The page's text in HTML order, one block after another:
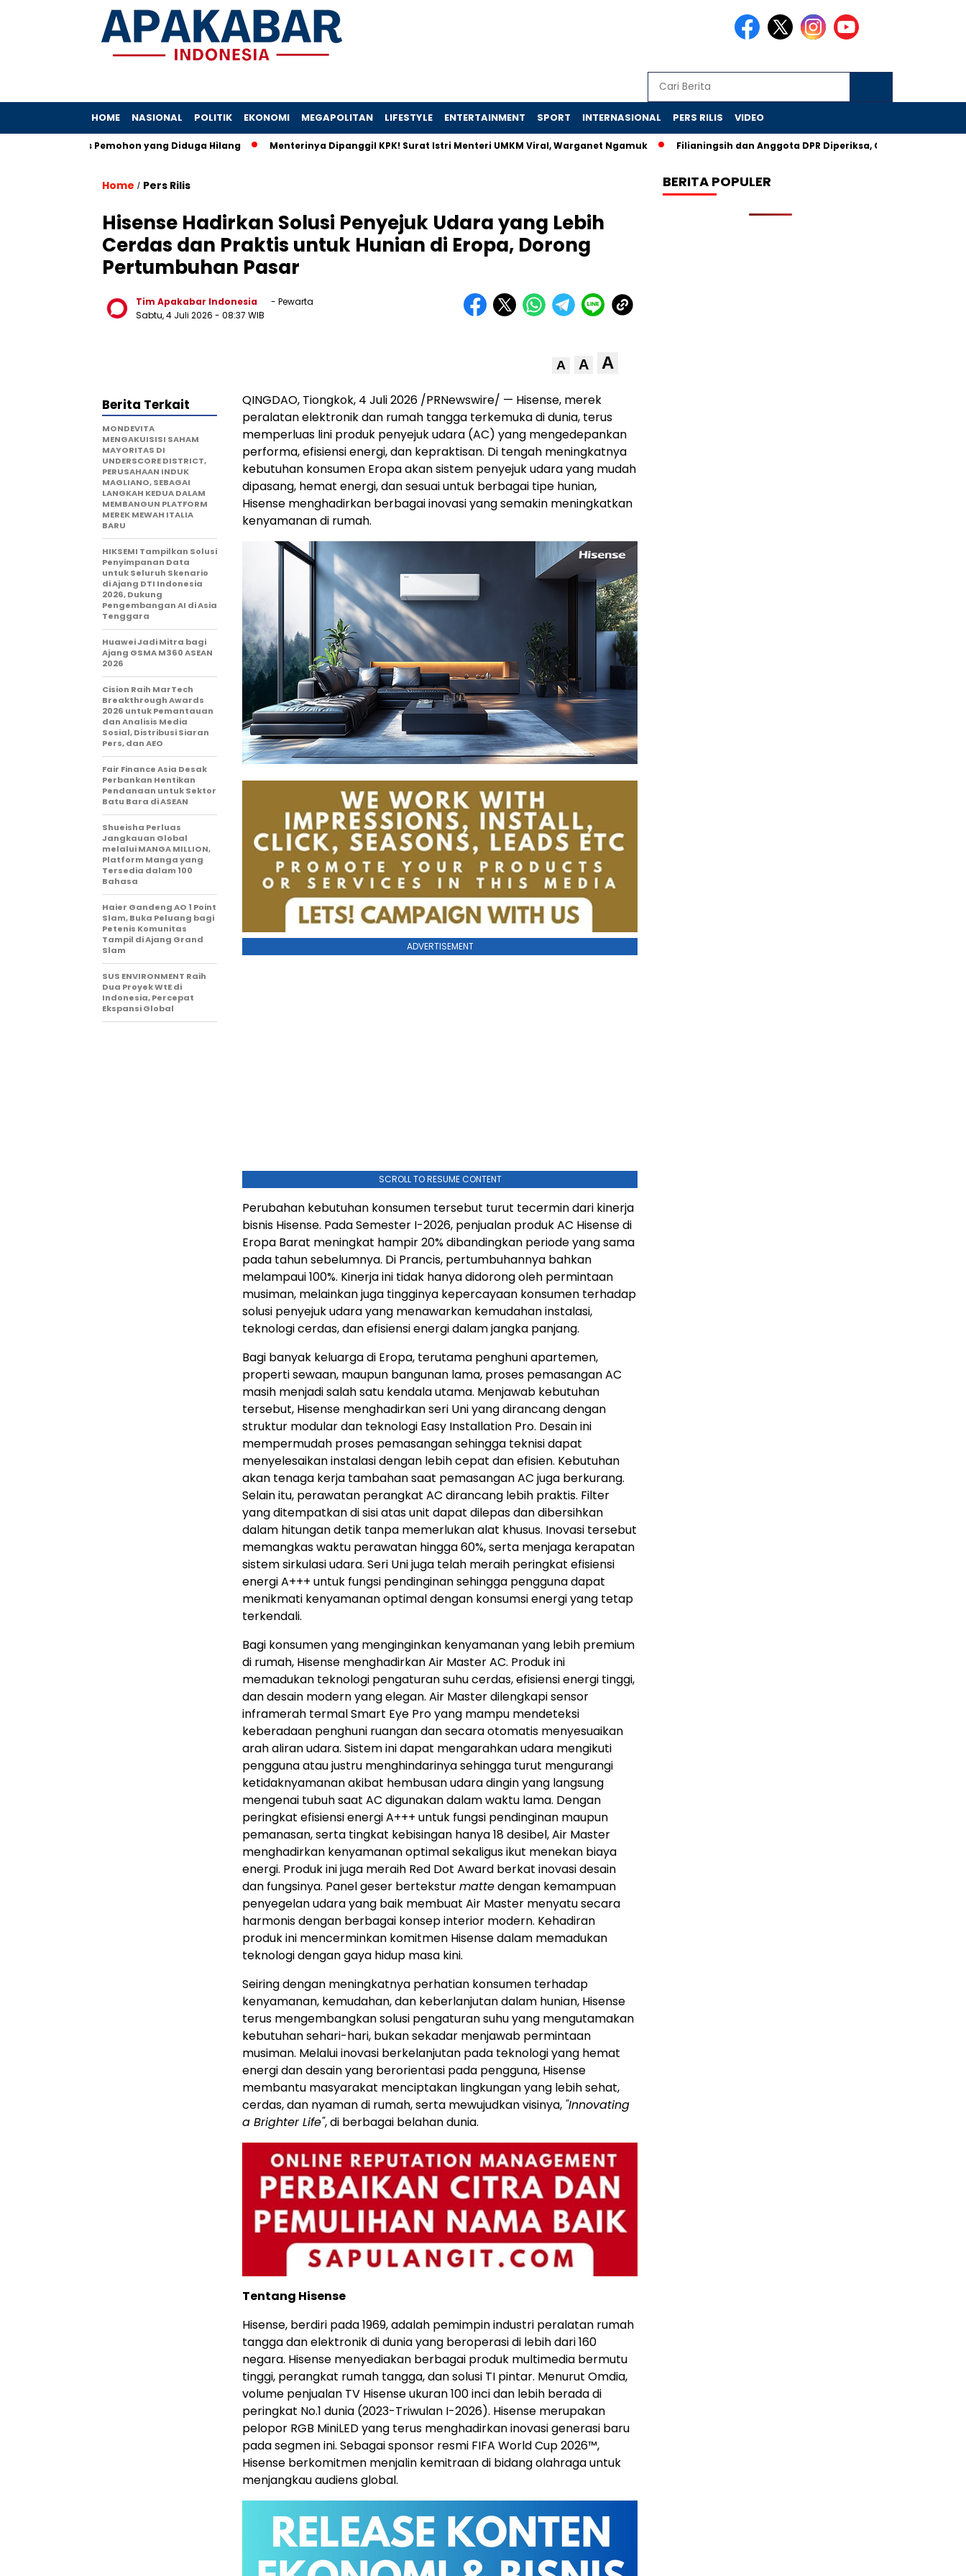
HOME NASIONAL POLITIK EKONOMI MEGAPOLITAN LIFESTYLE ENTERTAINMENT SPORT INTERNASIONAL PERS RILIS VIDEO
Berkas Pemohon yang Diduga Hilang Menterinya Dipanggil KPK! Surat Istri Menteri UMKM Viral, Warganet Ngamuk Filianingsih dan Anggota DPR Diperiksa, CSR BI Diusut KPK
Home / Pers Rilis
Hisense Hadirkan Solusi Penyejuk Udara yang Lebih
Cerdas dan Praktis untuk Hunian di Eropa, Dorong
Pertumbuhan Pasar
Tim Apakabar Indonesia
- Pewarta
Sabtu, 4 Juli 2026 - 08:37 WIB
A A A
QINGDAO, Tiongkok, 4 Juli 2026 /PRNewswire/ — Hisense, merek
peralatan elektronik dan rumah tangga terkemuka di dunia, terus
memperluas lini produk penyejuk udara (AC) yang mengedepankan
performa, efisiensi energi, dan kepraktisan. Di tengah meningkatnya
kebutuhan konsumen Eropa akan sistem penyejuk udara yang mudah
dipasang, hemat energi, dan sesuai untuk berbagai tipe hunian,
Hisense menghadirkan berbagai inovasi yang semakin meningkatkan
kenyamanan di rumah.
ADVERTISEMENT
SCROLL TO RESUME CONTENT
Perubahan kebutuhan konsumen tersebut turut tecermin dari kinerja
bisnis Hisense. Pada Semester I-2026, penjualan produk AC Hisense di
Eropa Barat meningkat hampir 20% dibandingkan periode yang sama
pada tahun sebelumnya. Di Prancis, pertumbuhannya bahkan
melampaui 100%. Kinerja ini tidak hanya didorong oleh permintaan
musiman, melainkan juga tingginya kepercayaan konsumen terhadap
solusi penyejuk udara yang menawarkan kemudahan instalasi,
teknologi cerdas, dan efisiensi energi dalam jangka panjang.
Bagi banyak keluarga di Eropa, terutama penghuni apartemen,
properti sewaan, maupun bangunan lama, proses pemasangan AC
masih menjadi salah satu kendala utama. Menjawab kebutuhan
tersebut, Hisense menghadirkan seri Uni yang dirancang dengan
struktur modular dan teknologi Easy Installation Pro. Desain ini
mempermudah proses pemasangan sehingga teknisi dapat
menyelesaikan instalasi dengan lebih cepat dan efisien. Kebutuhan
akan tenaga kerja tambahan saat pemasangan AC juga berkurang.
Selain itu, perawatan perangkat AC dirancang lebih praktis. Filter
yang ditempatkan di sisi atas unit dapat dilepas dan dibersihkan
dalam hitungan detik tanpa memerlukan alat khusus. Inovasi tersebut
memangkas waktu perawatan hingga 60%, serta menjaga kerapatan
sistem sirkulasi udara. Seri Uni juga telah meraih peringkat efisiensi
energi A+++ untuk fungsi pendinginan sehingga pengguna dapat
menikmati kenyamanan optimal dengan konsumsi energi yang tetap
terkendali.
Bagi konsumen yang menginginkan kenyamanan yang lebih premium
di rumah, Hisense menghadirkan Air Master AC. Produk ini
memadukan teknologi pengaturan suhu cerdas, efisiensi energi tinggi,
dan desain modern yang elegan. Air Master dilengkapi sensor
inframerah termal Smart Eye Pro yang mampu mendeteksi
keberadaan penghuni ruangan dan secara otomatis menyesuaikan
arah aliran udara. Sistem ini dapat mengarahkan udara mengikuti
pengguna atau justru menghindarinya sehingga turut mengurangi
ketidaknyamanan akibat hembusan udara dingin yang langsung
mengenai tubuh saat AC digunakan dalam waktu lama. Dengan
peringkat efisiensi energi A+++ untuk fungsi pendinginan maupun
pemanasan, serta tingkat kebisingan hanya 18 desibel, Air Master
menghadirkan kenyamanan optimal sekaligus ikut menekan biaya
energi. Produk ini juga meraih Red Dot Award berkat inovasi desain
dan fungsinya. Panel geser berteksturmattedengan kemampuan
penyegelan udara yang baik membuat Air Master menyatu secara
harmonis dengan berbagai konsep interior modern. Kehadiran
produk ini mencerminkan komitmen Hisense dalam memadukan
teknologi dengan gaya hidup masa kini.
Seiring dengan meningkatnya perhatian konsumen terhadap
kenyamanan, kemudahan, dan keberlanjutan dalam hunian, Hisense
terus mengembangkan solusi pengaturan suhu yang mengutamakan
kebutuhan sehari-hari, bukan sekadar menjawab permintaan
musiman. Melalui inovasi berkelanjutan pada teknologi yang hemat
energi dan desain yang berorientasi pada pengguna, Hisense
membantu masyarakat menciptakan lingkungan yang lebih sehat,
cerdas, dan nyaman di rumah, serta mewujudkan visinya, "Innovating
a Brighter Life", di berbagai belahan dunia.
Tentang Hisense
Hisense, berdiri pada 1969, adalah pemimpin industri peralatan rumah
tangga dan elektronik di dunia yang beroperasi di lebih dari 160
negara. Hisense menyediakan berbagai produk multimedia bermutu
tinggi, perangkat rumah tangga, dan solusi TI pintar. Menurut Omdia,
volume penjualan TV Hisense ukuran 100 inci dan lebih berada di
peringkat No.1 dunia (2023-Triwulan I-2026). Hisense merupakan
pelopor RGB MiniLED yang terus menghadirkan inovasi generasi baru
pada segmen ini. Sebagai sponsor resmi FIFA World Cup 2026™,
Hisense berkomitmen menjalin kemitraan di bidang olahraga untuk
menjangkau audiens global.
Berita Terkait
MONDEVITA
MENGAKUISISI SAHAM
MAYORITAS DI
UNDERSCORE DISTRICT,
PERUSAHAAN INDUK
MAGLIANO, SEBAGAI
LANGKAH KEDUA DALAM
MEMBANGUN PLATFORM
MEREK MEWAH ITALIA
BARU
HIKSEMI Tampilkan Solusi
Penyimpanan Data
untuk Seluruh Skenario
di Ajang DTI Indonesia
2026, Dukung
Pengembangan AI di Asia
Tenggara
Huawei Jadi Mitra bagi
Ajang GSMA M360 ASEAN
2026
Cision Raih MarTech
Breakthrough Awards
2026 untuk Pemantauan
dan Analisis Media
Sosial, Distribusi Siaran
Pers, dan AEO
Fair Finance Asia Desak
Perbankan Hentikan
Pendanaan untuk Sektor
Batu Bara di ASEAN
Shueisha Perluas
Jangkauan Global
melalui MANGA MILLION,
Platform Manga yang
Tersedia dalam 100
Bahasa
Haier Gandeng AO 1 Point
Slam, Buka Peluang bagi
Petenis Komunitas
Tampil di Ajang Grand
Slam
SUS ENVIRONMENT Raih
Dua Proyek WtE di
Indonesia, Percepat
Ekspansi Global
BERITA POPULER